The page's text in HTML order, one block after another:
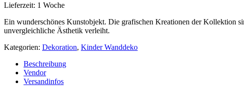
Lieferzeit: 1 Woche
Ein wunderschönes Kunstobjekt. Die grafischen Kreationen der Kollektion
unvergleichliche Ästhetik verleiht.
Kategorien: Dekoration, Kinder Wanddeko
Beschreibung
Vendor
Versandinfos